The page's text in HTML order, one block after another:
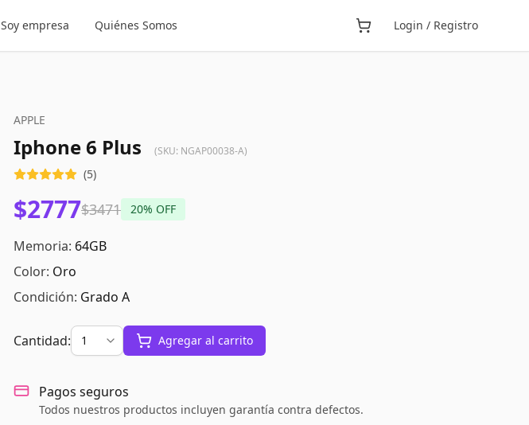
Soy empresa Quiénes Somos Login / Registro
APPLE
Iphone 6 Plus (SKU: NGAP00038-A)
(5)
$2777$3471 20% OFF
Memoria: 64GB
Color: Oro
Condición: Grado A
Cantidad: Agregar al carrito
Pagos seguros
Todos nuestros productos incluyen garantía contra defectos.